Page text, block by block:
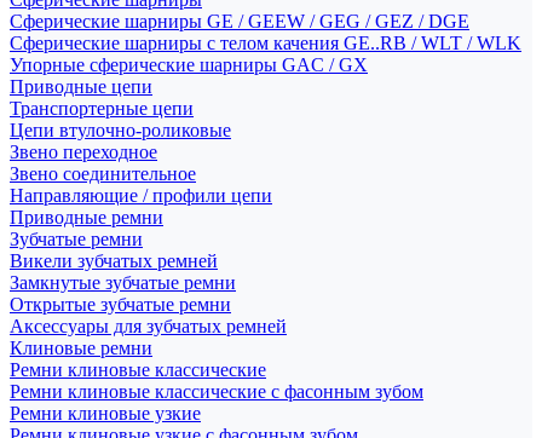
Сферические шарниры GE / GEEW / GEG / GEZ / DGE
Сферические шарниры с телом качения GE..RB / WLT / WLK
Упорные сферические шарниры GAC / GX
Приводные цепи
Транспортерные цепи
Цепи втулочно-роликовые
Звено переходное
Звено соединительное
Направляющие / профили цепи
Приводные ремни
Зубчатые ремни
Викели зубчатых ремней
Замкнутые зубчатые ремни
Открытые зубчатые ремни
Аксессуары для зубчатых ремней
Клиновые ремни
Ремни клиновые классические
Ремни клиновые классические с фасонным зубом
Ремни клиновые узкие